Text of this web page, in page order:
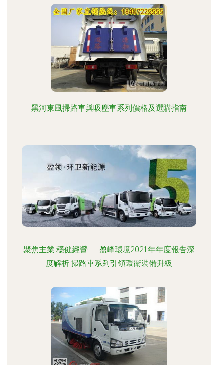
黑河東風掃路車與吸塵車系列價格及選購指南
聚焦主業 穩健經營——盈峰環境2021年年度報告深
度解析 掃路車系列引領環衛裝備升級